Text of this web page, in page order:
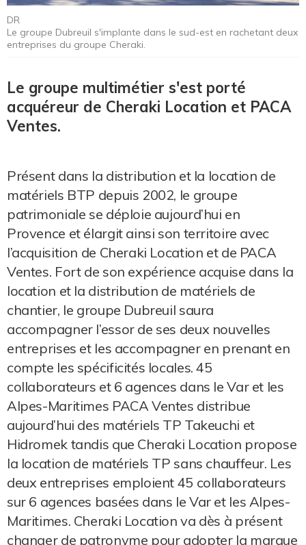
DR
Le groupe Dubreuil s'implante dans le sud-est en rachetant deux
entreprises du groupe Cheraki.
Le groupe multimétier s'est porté
acquéreur de Cheraki Location et PACA
Ventes.
Présent dans la distribution et la location de
matériels BTP depuis 2002, le groupe
patrimoniale se déploie aujourd’hui en
Provence et élargit ainsi son territoire avec
l’acquisition de Cheraki Location et de PACA
Ventes. Fort de son expérience acquise dans la
location et la distribution de matériels de
chantier, le groupe Dubreuil saura
accompagner l’essor de ses deux nouvelles
entreprises et les accompagner en prenant en
compte les spécificités locales. 45
collaborateurs et 6 agences dans le Var et les
Alpes-Maritimes PACA Ventes distribue
aujourd’hui des matériels TP Takeuchi et
Hidromek tandis que Cheraki Location propose
la location de matériels TP sans chauffeur. Les
deux entreprises emploient 45 collaborateurs
sur 6 agences basées dans le Var et les Alpes-
Maritimes. Cheraki Location va dès à présent
changer de patronyme pour adopter la marque